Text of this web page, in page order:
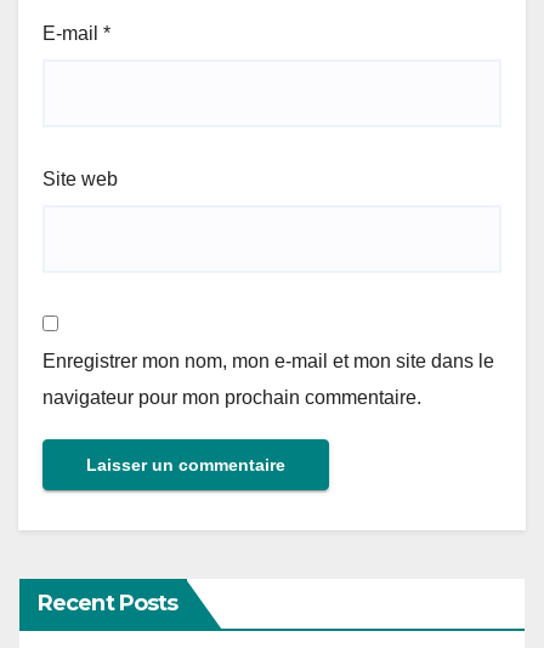
E-mail *
Site web
Enregistrer mon nom, mon e-mail et mon site dans le
navigateur pour mon prochain commentaire.
Recent Posts